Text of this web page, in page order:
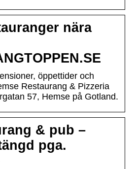
nära
öppettider och
Restaurang & Pizzeria
57, Hemse på Gotland.
& pub –
pga.